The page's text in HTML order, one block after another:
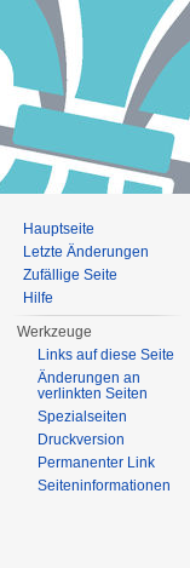
Hauptseite
Letzte Änderungen
Zufällige Seite
Hilfe
Werkzeuge
Links auf diese Seite
Änderungen an
verlinkten Seiten
Spezialseiten
Druckversion
Permanenter Link
Seiten­informationen